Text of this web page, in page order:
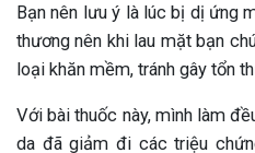
Bạn nên lưu ý là lúc bị dị ứng
thương nên khi lau mặt bạn
loại khăn mềm, tránh gây tổn
Với bài thuốc này, mình làm
da đã giảm đi các triệu